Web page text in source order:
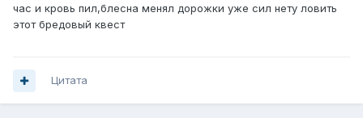
час и кровь пил,блесна менял дорожки уже сил нету ловить
этот бредовый квест
Цитата